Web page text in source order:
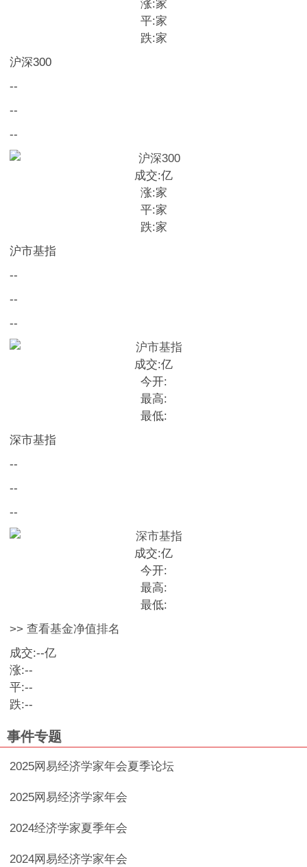
涨:家
平:家
跌:家
沪深300
--
--
--
成交:亿
涨:家
平:家
跌:家
沪市基指
--
--
--
成交:亿
今开:
最高:
最低:
深市基指
--
--
--
成交:亿
今开:
最高:
最低:
>> 查看基金净值排名
成交:--亿
涨:--
平:--
跌:--
事件专题
2025网易经济学家年会夏季论坛
2025网易经济学家年会
2024经济学家夏季年会
2024网易经济学家年会